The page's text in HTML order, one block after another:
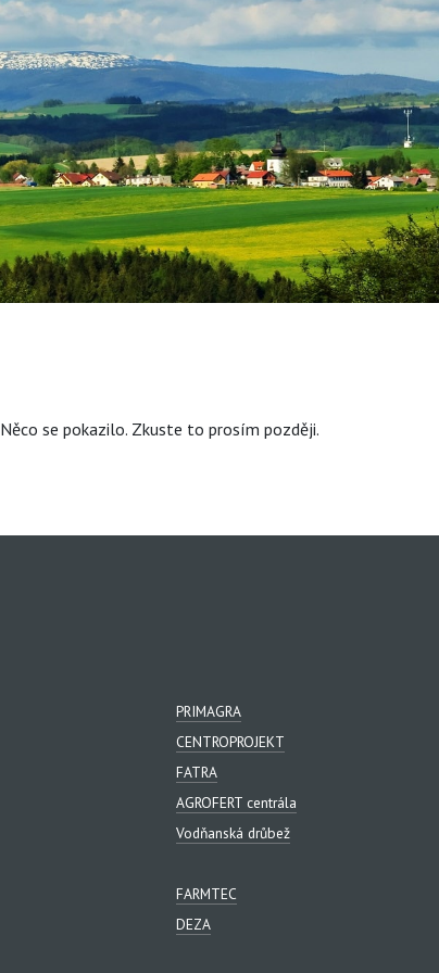
Něco se pokazilo. Zkuste to prosím později.
PRIMAGRA
CENTROPROJEKT
FATRA
AGROFERT centrála
Vodňanská drůbež
FARMTEC
DEZA